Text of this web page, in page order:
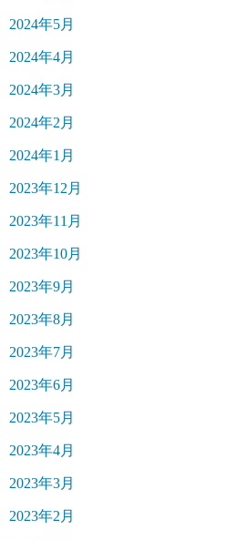
2024年5月
2024年4月
2024年3月
2024年2月
2024年1月
2023年12月
2023年11月
2023年10月
2023年9月
2023年8月
2023年7月
2023年6月
2023年5月
2023年4月
2023年3月
2023年2月